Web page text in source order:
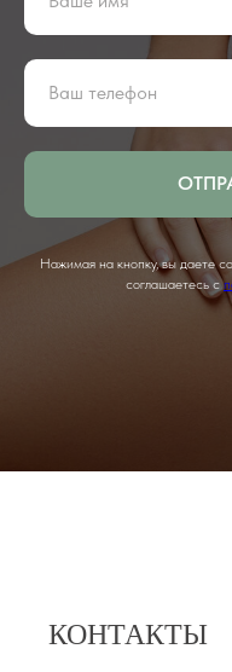
Нажимая на кнопку, вы даете
соглашаетесь c
КОНТАКТЫ